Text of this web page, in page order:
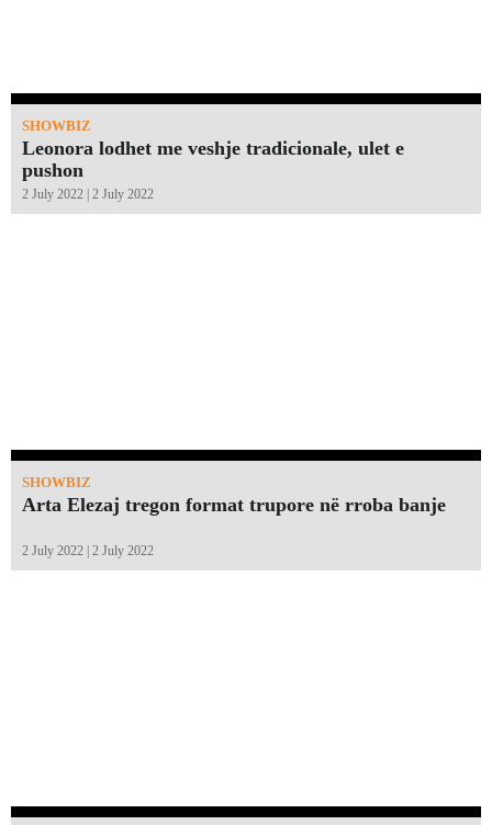
SHOWBIZ
Leonora lodhet me veshje tradicionale, ulet e
pushon
2 July 2022 | 2 July 2022
SHOWBIZ
Arta Elezaj tregon format trupore në rroba banje
2 July 2022 | 2 July 2022